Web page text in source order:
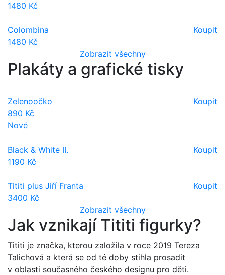
1480 Kč
Colombina
1480 Kč
Koupit
Zobrazit všechny
Plakáty a grafické tisky
Zelenoočko
890 Kč
Koupit
Nové
Black & White II.
1190 Kč
Koupit
Tititi plus Jiří Franta
3400 Kč
Koupit
Zobrazit všechny
Jak vznikají Tititi figurky?
Tititi je značka, kterou založila v roce 2019 Tereza
Talichová a která se od té doby stihla prosadit
v oblasti současného českého designu pro děti.